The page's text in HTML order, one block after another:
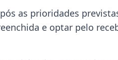
as prioridades
e optar pelo